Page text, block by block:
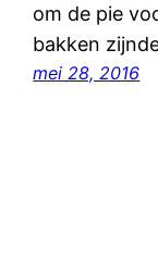
om de pie
bakken
mei 28, 2016